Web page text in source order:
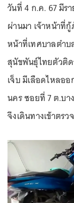
วันที่ 4 ก.ค. 67 มีร
ผ่านมา เจ้าหน้าที่
หน้าที่เทศบาลตำบ
สุนัขพันธุ์ไทยตัวติ
เจ็บ มีเลือดไหลอ
นคร ซอยที่ 7 ต.บา
จึงเดินทางเข้าตรว